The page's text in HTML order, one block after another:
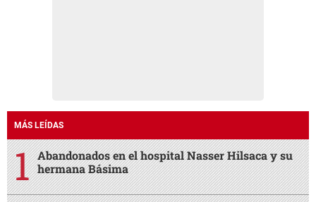
MÁS LEÍDAS
Abandonados en el hospital Nasser Hilsaca y su
hermana Básima